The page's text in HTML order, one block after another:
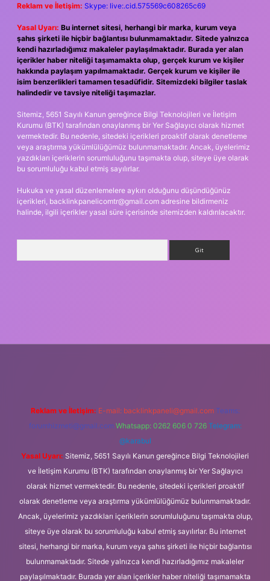
Reklam ve İletişim: Skype: live:.cid.575569c608265c69
Yasal Uyarı: Bu internet sitesi, herhangi bir marka, kurum veya
şahıs şirketi ile hiçbir bağlantısı bulunmamaktadır. Sitede yalnızca
kendi hazırladığımız makaleler paylaşılmaktadır. Burada yer alan
içerikler haber niteliği taşımamakta olup, gerçek kurum ve kişiler
hakkında paylaşım yapılmamaktadır. Gerçek kurum ve kişiler ile
isim benzerlikleri tamamen tesadüfidir. Sitemizdeki bilgiler taslak
halindedir ve tavsiye niteliği taşımazlar.
Sitemiz, 5651 Sayılı Kanun gereğince Bilgi Teknolojileri ve İletişim
Kurumu (BTK) tarafından onaylanmış bir Yer Sağlayıcı olarak hizmet
vermektedir. Bu nedenle, sitedeki içerikleri proaktif olarak denetleme
veya araştırma yükümlülüğümüz bulunmamaktadır. Ancak, üyelerimiz
yazdıkları içeriklerin sorumluluğunu taşımakta olup, siteye üye olarak
bu sorumluluğu kabul etmiş sayılırlar.
Hukuka ve yasal düzenlemelere aykırı olduğunu düşündüğünüz
içerikleri, backlinkpanelicomtr@gmail.com adresine bildirmeniz
halinde, ilgili içerikler yasal süre içerisinde sitemizden kaldırılacaktır.
Reklam ve İletişim: E-mail: backlinkpaneli@gmail.com Teams:
forumhizmeti@gmail.com Whatsapp: 0262 606 0 726 Telegram:
@karabul
Yasal Uyarı: Sitemiz, 5651 Sayılı Kanun gereğince Bilgi Teknolojileri
ve İletişim Kurumu (BTK) tarafından onaylanmış bir Yer Sağlayıcı
olarak hizmet vermektedir. Bu nedenle, sitedeki içerikleri proaktif
olarak denetleme veya araştırma yükümlülüğümüz bulunmamaktadır.
Ancak, üyelerimiz yazdıkları içeriklerin sorumluluğunu taşımakta olup,
siteye üye olarak bu sorumluluğu kabul etmiş sayılırlar. Bu internet
sitesi, herhangi bir marka, kurum veya şahıs şirketi ile hiçbir bağlantısı
bulunmamaktadır. Sitede yalnızca kendi hazırladığımız makaleler
paylaşılmaktadır. Burada yer alan içerikler haber niteliği taşımamakta